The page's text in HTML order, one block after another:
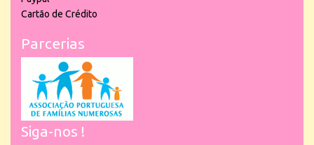
Cartão de Crédito
Parcerias
Siga-nos !